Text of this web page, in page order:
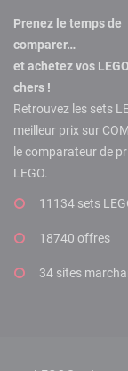
Prenez le temps de
comparer…
et achetez vos
chers !
Retrouvez les sets
meilleur prix sur
le comparateur de
LEGO.
11134 sets
18740 offres
34 sites